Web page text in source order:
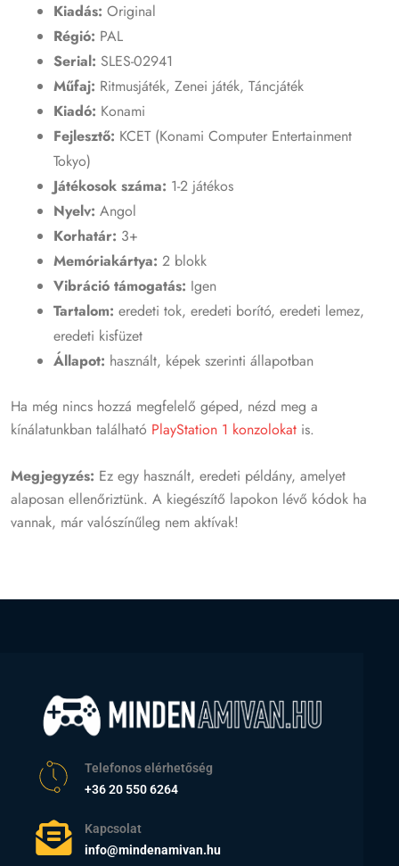
Kiadás: Original
Régió: PAL
Serial: SLES-02941
Műfaj: Ritmusjáték, Zenei játék, Táncjáték
Kiadó: Konami
Fejlesztő: KCET (Konami Computer Entertainment
Tokyo)
Játékosok száma: 1-2 játékos
Nyelv: Angol
Korhatár: 3+
Memóriakártya: 2 blokk
Vibráció támogatás: Igen
Tartalom: eredeti tok, eredeti borító, eredeti lemez,
eredeti kisfüzet
Állapot: használt, képek szerinti állapotban
Ha még nincs hozzá megfelelő géped, nézd meg a
kínálatunkban található PlayStation 1 konzolokat is.
Megjegyzés: Ez egy használt, eredeti példány, amelyet
alaposan ellenőriztünk. A kiegészítő lapokon lévő kódok ha
vannak, már valószínűleg nem aktívak!
Telefonos elérhetőség
+36 20 550 6264
Kapcsolat
info@mindenamivan.hu